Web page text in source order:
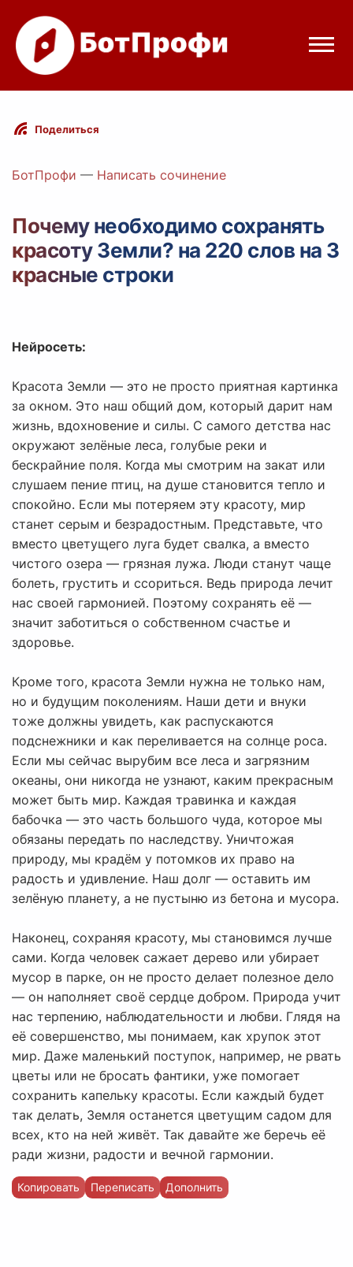
Режимы бота
Цены
Вход с Telegram
Поделиться
БотПрофи — Написать сочинение
Почему необходимо сохранять
красоту Земли? на 220 слов на 3
красные строки
Нейросеть:
Красота Земли — это не просто приятная картинка
за окном. Это наш общий дом, который дарит нам
жизнь, вдохновение и силы. С самого детства нас
окружают зелёные леса, голубые реки и
бескрайние поля. Когда мы смотрим на закат или
слушаем пение птиц, на душе становится тепло и
спокойно. Если мы потеряем эту красоту, мир
станет серым и безрадостным. Представьте, что
вместо цветущего луга будет свалка, а вместо
чистого озера — грязная лужа. Люди станут чаще
болеть, грустить и ссориться. Ведь природа лечит
нас своей гармонией. Поэтому сохранять её —
значит заботиться о собственном счастье и
здоровье.
Кроме того, красота Земли нужна не только нам,
но и будущим поколениям. Наши дети и внуки
тоже должны увидеть, как распускаются
подснежники и как переливается на солнце роса.
Если мы сейчас вырубим все леса и загрязним
океаны, они никогда не узнают, каким прекрасным
может быть мир. Каждая травинка и каждая
бабочка — это часть большого чуда, которое мы
обязаны передать по наследству. Уничтожая
природу, мы крадём у потомков их право на
радость и удивление. Наш долг — оставить им
зелёную планету, а не пустыню из бетона и мусора.
Наконец, сохраняя красоту, мы становимся лучше
сами. Когда человек сажает дерево или убирает
мусор в парке, он не просто делает полезное дело
— он наполняет своё сердце добром. Природа учит
нас терпению, наблюдательности и любви. Глядя на
её совершенство, мы понимаем, как хрупок этот
мир. Даже маленький поступок, например, не рвать
цветы или не бросать фантики, уже помогает
сохранить капельку красоты. Если каждый будет
так делать, Земля останется цветущим садом для
всех, кто на ней живёт. Так давайте же беречь её
ради жизни, радости и вечной гармонии.
Копировать Переписать Дополнить